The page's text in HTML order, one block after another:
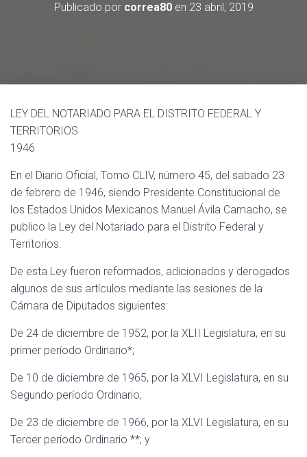
Publicado por correa80en 23 abril, 2019
LEY DEL NOTARIADO PARA EL DISTRITO FEDERAL Y
TERRITORIOS
1946
En el Diario Oficial, Tomo CLIV, número 45, del sabado 23
de febrero de 1946, siendo Presidente Constitucional de
los Estados Unidos Mexicanos Manuel Ávila Camacho, se
publico la Ley del Notariado para el Distrito Federal y
Territorios.
De esta Ley fueron reformados, adicionados y derogados
algunos de sus artículos mediante las sesiones de la
Cámara de Diputados siguientes:
De 24 de diciembre de 1952, por la XLII Legislatura, en su
primer período Ordinario*;
De 10 de diciembre de 1965, por la XLVI Legislatura, en su
Segundo período Ordinario;
De 23 de diciembre de 1966, por la XLVI Legislatura, en su
Tercer período Ordinario **; y